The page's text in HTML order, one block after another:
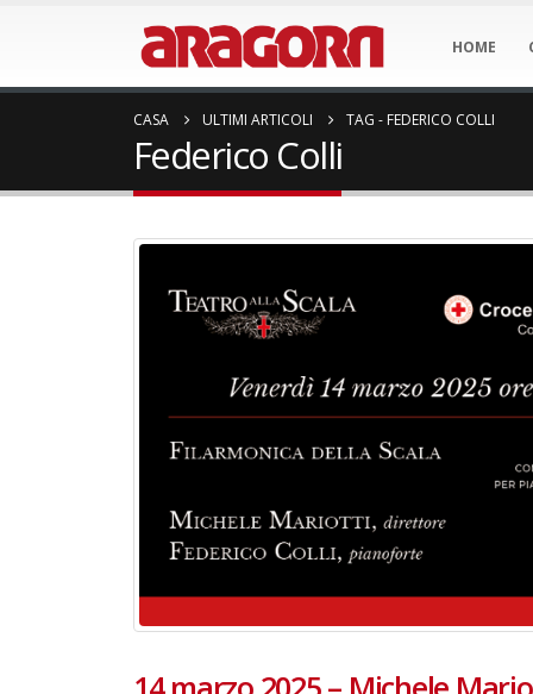
HOME
CASA ULTIMI ARTICOLI TAG - FEDERICO COLLI
Federico Colli